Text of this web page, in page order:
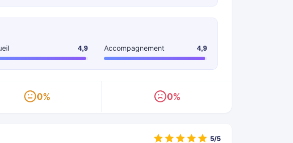
4,9 Accompagnement 4,9
0% 0%
5/5